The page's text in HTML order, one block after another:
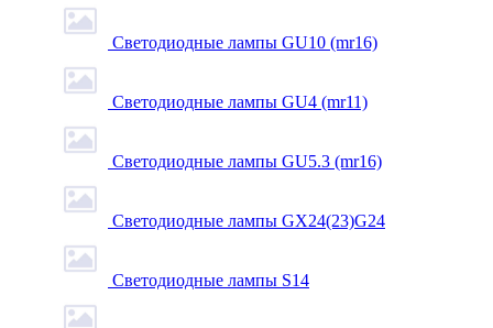
Светодиодные лампы GU10 (mr16)
Светодиодные лампы GU4 (mr11)
Светодиодные лампы GU5.3 (mr16)
Светодиодные лампы GX24(23)G24
Светодиодные лампы S14